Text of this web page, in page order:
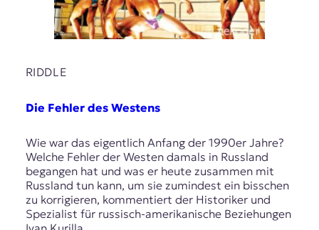
RIDDLE
Die Fehler des Westens
Wie war das eigentlich Anfang der 1990er Jahre?
Welche Fehler der Westen damals in Russland
begangen hat und was er heute zusammen mit
Russland tun kann, um sie zumindest ein bisschen
zu korrigieren, kommentiert der Historiker und
Spezialist für russisch-amerikanische Beziehungen